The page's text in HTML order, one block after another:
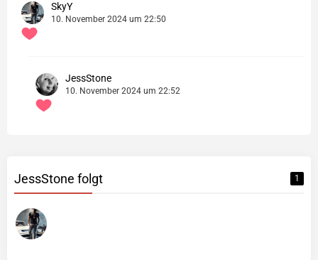
SkyY
10. November 2024 um 22:50
JessStone
10. November 2024 um 22:52
JessStone folgt 1